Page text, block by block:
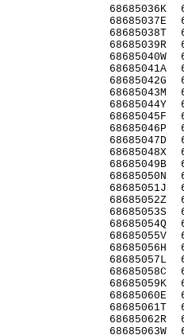
68685036K
68685037E
68685038T
68685039R
68685040W
68685041A
68685042G
68685043M
68685044Y
68685045F
68685046P
68685047D
68685048X
68685049B
68685050N
68685051J
68685052Z
68685053S
68685054Q
68685055V
68685056H
68685057L
68685058C
68685059K
68685060E
68685061T
68685062R
68685063W